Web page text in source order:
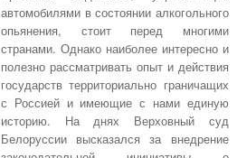
автомобилями в состоянии алкогольного
опьянения, стоит перед многими
странами. Однако наиболее интересно и
полезно рассматривать опыт и действия
государств территориально граничащих
с Россией и имеющие с нами единую
историю. На днях Верховный суд
Белоруссии высказался за внедрение